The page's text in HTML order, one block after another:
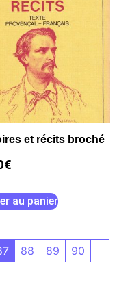
et récits broché
€
au panier
88 89
90